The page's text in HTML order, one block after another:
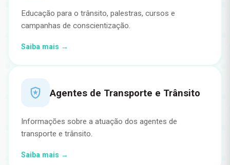
Educação para o trânsito, palestras, cursos e
campanhas de conscientização.
Saiba mais →
Agentes de Transporte e Trânsito
Informações sobre a atuação dos agentes de
transporte e trânsito.
Saiba mais →